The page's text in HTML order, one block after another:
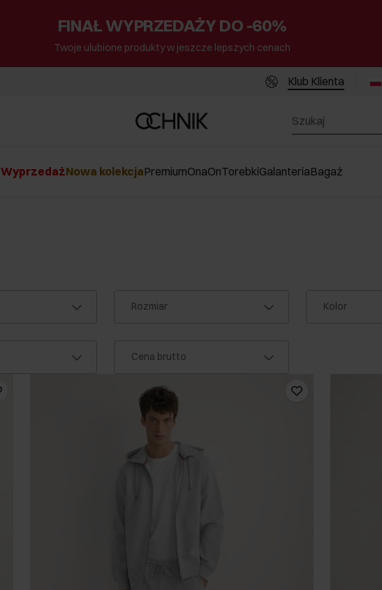
FINAŁ WYPRZEDAŻY DO -60%
Twoje ulubione produkty w jeszcze lepszych cenach
Klub Klienta
WyprzedażNowa kolekcjaPremiumOnaOnTorebkiGalanteriaBagaż
Rozmiar Kolor
Cena brutto